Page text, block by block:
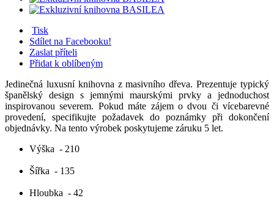
Tisk
Sdílet na Facebooku!
Zaslat příteli
Přidat k oblíbeným
Jedinečná luxusní knihovna z masivního dřeva. Prezentuje typický
španělský design s jemnými maurskými prvky a jednoduchost
inspirovanou severem. Pokud máte zájem o dvou či vícebarevné
provedení, specifikujte požadavek do poznámky při dokončení
objednávky. Na tento výrobek poskytujeme záruku 5 let.
Výška - 210
Šířka - 135
Hloubka - 42